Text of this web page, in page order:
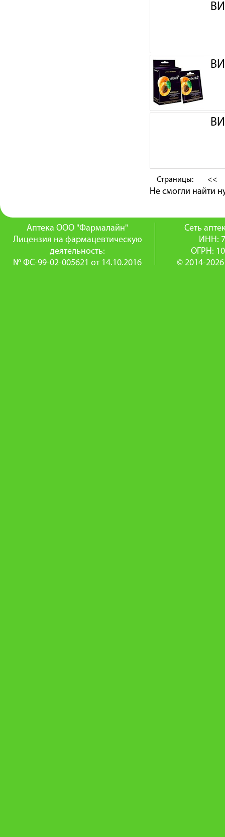
Страницы: <<
Не смогли найти
Аптека ООО "Фармалайн"
Лицензия на фармацевтическую
деятельность:
№ ФС-99-02-005621 от 14.10.2016
Сеть
ИНН:
ОГРН:
© 2014-